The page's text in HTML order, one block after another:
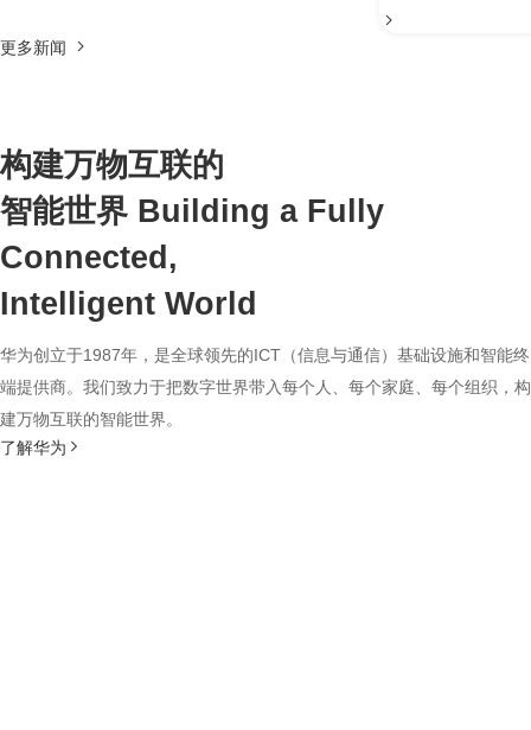
更多新闻
构建万物互联的
智能世界 Building a Fully
Connected,
Intelligent World
华为创立于1987年，是全球领先的ICT（信息与通信）基础设施和智能终
端提供商。我们致力于把数字世界带入每个人、每个家庭、每个组织，构
建万物互联的智能世界。
了解华为